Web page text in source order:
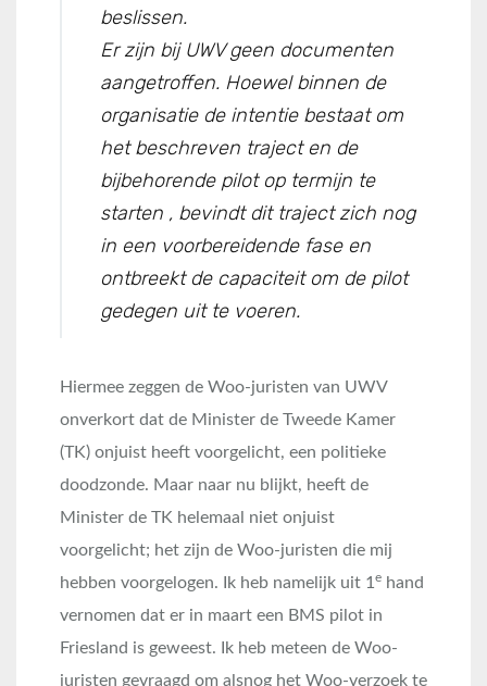
beslissen.
Er zijn bij UWV geen documenten
aangetroffen. Hoewel binnen de
organisatie de intentie bestaat om
het beschreven traject en de
bijbehorende pilot op termijn te
starten , bevindt dit traject zich nog
in een voorbereidende fase en
ontbreekt de capaciteit om de pilot
gedegen uit te voeren.
Hiermee zeggen de Woo-juristen van UWV
onverkort dat de Minister de Tweede Kamer
(TK) onjuist heeft voorgelicht, een politieke
doodzonde. Maar naar nu blijkt, heeft de
Minister de TK helemaal niet onjuist
voorgelicht; het zijn de Woo-juristen die mij
hebben voorgelogen. Ik heb namelijk uit 1 e hand
vernomen dat er in maart een BMS pilot in
Friesland is geweest. Ik heb meteen de Woo-
juristen gevraagd om alsnog het Woo-verzoek te